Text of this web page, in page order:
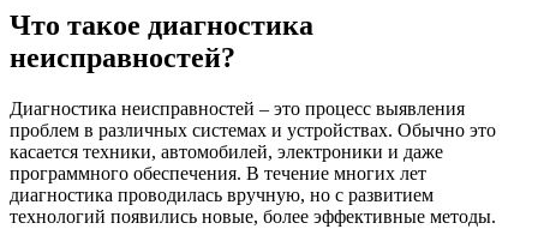
Что такое диагностика
неисправностей?
Диагностика неисправностей – это процесс выявления
проблем в различных системах и устройствах. Обычно это
касается техники, автомобилей, электроники и даже
программного обеспечения. В течение многих лет
диагностика проводилась вручную, но с развитием
технологий появились новые, более эффективные методы.